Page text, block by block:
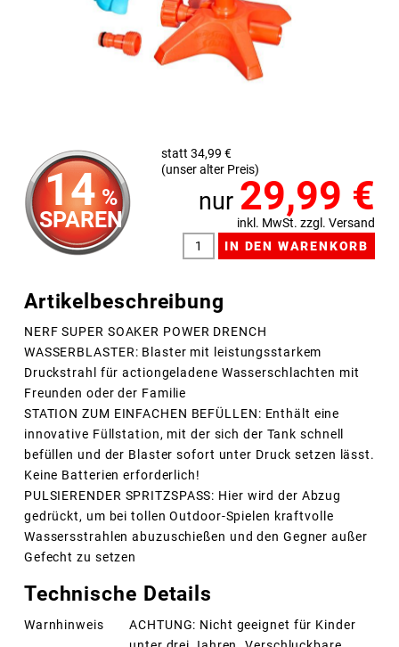
14 %
SPAREN
statt 34,99 €
(unser alter Preis)
nur 29,99 €
inkl. MwSt. zzgl. Versand
Artikelbeschreibung
NERF SUPER SOAKER POWER DRENCH
WASSERBLASTER: Blaster mit leistungsstarkem
Druckstrahl für actiongeladene Wasserschlachten mit
Freunden oder der Familie
STATION ZUM EINFACHEN BEFÜLLEN: Enthält eine
innovative Füllstation, mit der sich der Tank schnell
befüllen und der Blaster sofort unter Druck setzen lässt.
Keine Batterien erforderlich!
PULSIERENDER SPRITZSPASS: Hier wird der Abzug
gedrückt, um bei tollen Outdoor-Spielen kraftvolle
Wassersstrahlen abuzuschießen und den Gegner außer
Gefecht zu setzen
Technische Details
Warnhinweis
ACHTUNG: Nicht geeignet für Kinder